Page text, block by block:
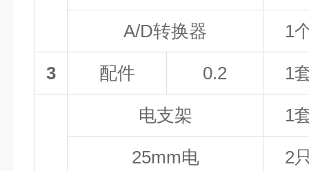
A/D转换器 1
3 配件 0.2 1
电支架 1
25mm电 2